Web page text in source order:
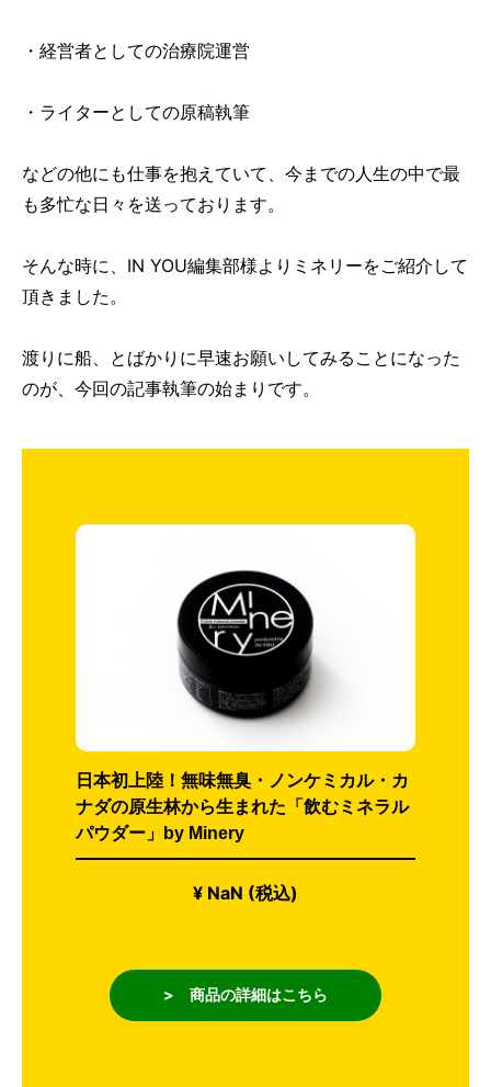
・経営者としての治療院運営
・ライターとしての原稿執筆
などの他にも仕事を抱えていて、今までの人生の中で最
も多忙な日々を送っております。
そんな時に、IN YOU編集部様よりミネリーをご紹介して
頂きました。
渡りに船、とばかりに早速お願いしてみることになった
のが、今回の記事執筆の始まりです。
日本初上陸！無味無臭・ノンケミカル・カ
ナダの原生林から生まれた「飲むミネラル
パウダー」by Minery
¥ NaN (税込)
> 商品の詳細はこちら